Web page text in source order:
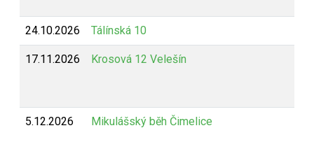
24.10.2026 Tálínská 10
17.11.2026 Krosová 12 Velešín
5.12.2026 Mikulášský běh Čimelice